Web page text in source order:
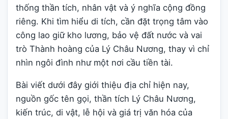
thống thần tích, nhân vật và ý nghĩa cộng đồng
riêng. Khi tìm hiểu di tích, cần đặt trọng tâm vào
công lao giữ kho lương, bảo vệ đất nước và vai
trò Thành hoàng của Lý Châu Nương, thay vì chỉ
nhìn ngôi đình như một nơi cầu tiền tài.
Bài viết dưới đây giới thiệu địa chỉ hiện nay,
nguồn gốc tên gọi, thần tích Lý Châu Nương,
kiến trúc, di vật, lễ hội và giá trị văn hóa của